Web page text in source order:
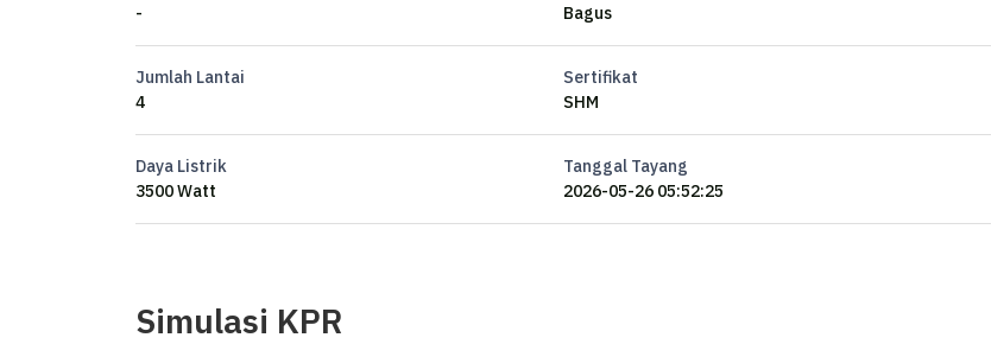
Air Submersibel
*HARGA 1.7 M nego*
NV
-
Bagus
Jumlah Lantai
4
Sertifikat
SHM
Daya Listrik
3500 Watt
Tanggal Tayang
2026-05-26 05:52:25
Simulasi KPR